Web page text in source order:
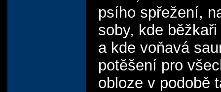
psího spřežení,
soby, kde
a kde voňavá
potěšení pro
obloze v podobě